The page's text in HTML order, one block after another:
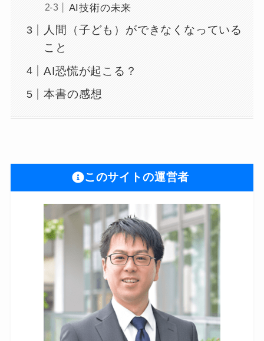
AI技術の未来
人間（子ども）ができなくなっている
こと
AI恐慌が起こる？
本書の感想
このサイトの運営者